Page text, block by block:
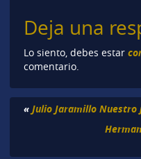
Deja una
Lo siento, debes estar
comentario.
« Julio Jaramillo